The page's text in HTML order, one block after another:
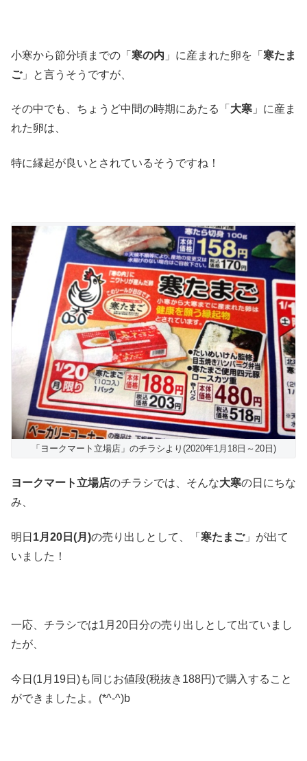
小寒から節分頃までの「 寒の内 」に産まれた卵を「 寒たま
ご」と言うそうですが、
その中でも、ちょうど中間の時期にあたる「 大寒 」に産ま
れた卵は、
特に縁起が良いとされているそうですね！
「ヨークマート立場店」のチラシより(2020年1月18日～20日)
ヨークマート立場店のチラシでは、そんな大寒の日にちな
み、
明日 1月20日(月)の売り出しとして、「 寒たまご」が出て
いました！
一応、チラシでは1月20日分の売り出しとして出ていまし
たが、
今日(1月19日)も同じお値段(税抜き188円)で購入すること
ができましたよ。(*^-^)b